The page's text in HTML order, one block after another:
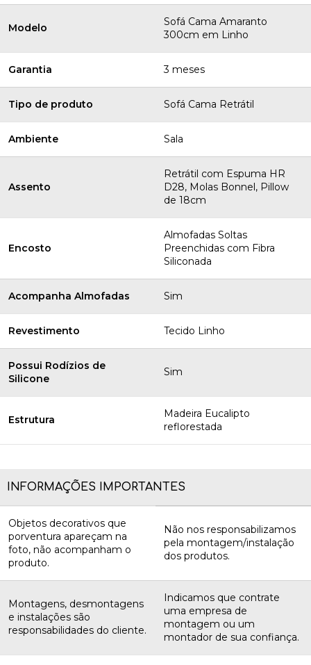
Modelo
Sofá Cama Amaranto
300cm em Linho
Garantia 3 meses
Tipo de produto Sofá Cama Retrátil
Ambiente Sala
Assento
Retrátil com Espuma HR
D28, Molas Bonnel, Pillow
de 18cm
Encosto
Almofadas Soltas
Preenchidas com Fibra
Siliconada
Acompanha Almofadas Sim
Revestimento Tecido Linho
Possui Rodízios de
Silicone
Sim
Estrutura
Madeira Eucalipto
reflorestada
INFORMAÇÕES IMPORTANTES
Objetos decorativos que
porventura apareçam na
foto, não acompanham o
produto.
Não nos responsabilizamos
pela montagem/instalação
dos produtos.
Montagens, desmontagens
e instalações são
responsabilidades do cliente.
Indicamos que contrate
uma empresa de
montagem ou um
montador de sua confiança.